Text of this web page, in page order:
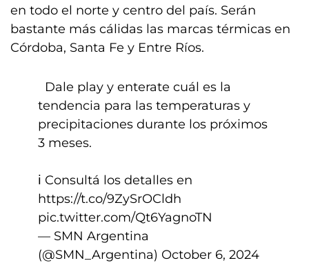
en todo el norte y centro del país. Serán
bastante más cálidas las marcas térmicas en
Córdoba, Santa Fe y Entre Ríos.
️ ️ Dale play y enterate cuál es la
tendencia para las temperaturas y
precipitaciones durante los próximos
3 meses.
ℹ️ Consultá los detalles en
https://t.co/9ZySrOCldh
pic.twitter.com/Qt6YagnoTN
— SMN Argentina
(@SMN_Argentina) October 6, 2024